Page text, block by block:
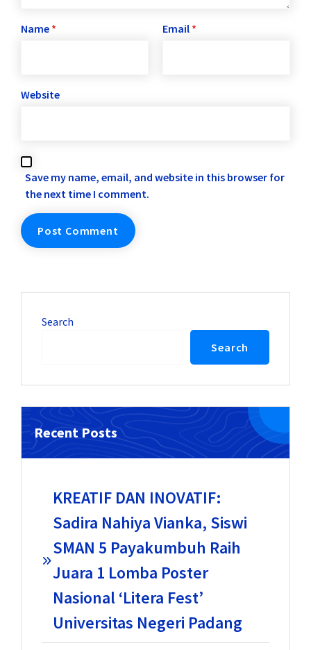
Name * Email *
Website
Save my name, email, and website in this browser for
the next time I comment.
Search
Search
Recent Posts
KREATIF DAN INOVATIF:
Sadira Nahiya Vianka, Siswi
SMAN 5 Payakumbuh Raih
Juara 1 Lomba Poster
Nasional ‘Litera Fest’
Universitas Negeri Padang